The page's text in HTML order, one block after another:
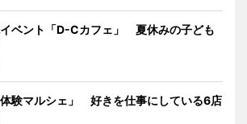
ベント「D-Cカフェ」 夏休みの子ども
験マルシェ」 好きを仕事にしている6店